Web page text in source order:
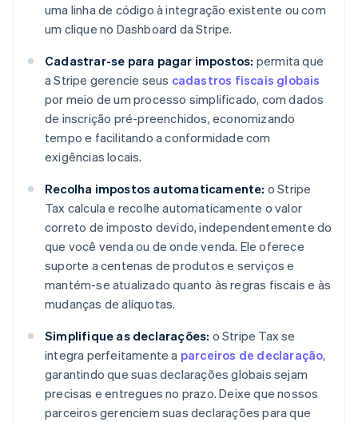
uma linha de código à integração existente ou com
um clique no Dashboard da Stripe.
Cadastrar-se para pagar impostos: permita que
a Stripe gerencie seus cadastros fiscais globais
por meio de um processo simplificado, com dados
de inscrição pré-preenchidos, economizando
tempo e facilitando a conformidade com
exigências locais.
Recolha impostos automaticamente: o Stripe
Tax calcula e recolhe automaticamente o valor
correto de imposto devido, independentemente do
que você venda ou de onde venda. Ele oferece
suporte a centenas de produtos e serviços e
mantém-se atualizado quanto às regras fiscais e às
mudanças de alíquotas.
Simplifique as declarações: o Stripe Tax se
integra perfeitamente a parceiros de declaração,
garantindo que suas declarações globais sejam
precisas e entregues no prazo. Deixe que nossos
parceiros gerenciem suas declarações para que